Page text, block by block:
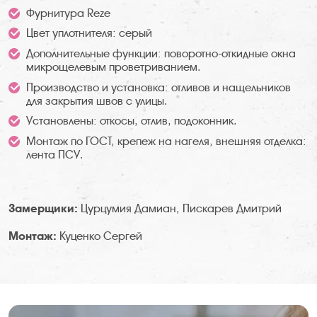
Фурнитура Reze
Цвет уплотнителя: серый
Дополнительные функции: поворотно-откидные окна
микрощелевым проветриванием.
Производство и установка: отливов и нащельников
для закрытия швов с улицы.
Установлены: откосы, отлив, подоконник.
Монтаж по ГОСТ, крепеж на нагеля, внешняя отделка:
лента ПСУ.
Замерщики: Цурцумия Дамиан, Пискарев Дмитрий
Монтаж: Куценко Сергей